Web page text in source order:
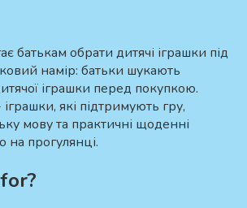
батькам обрати дитячі іграшки під
намір: батьки шукають
іграшки перед покупкою.
які підтримують гру,
мову та практичні щоденні
на прогулянці.